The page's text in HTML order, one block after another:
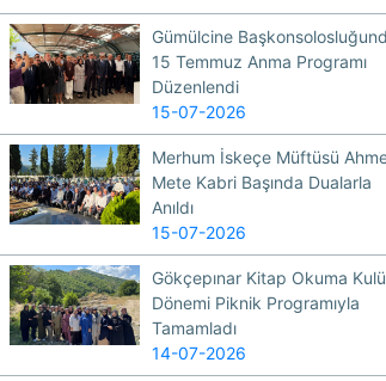
Gümülcine
15 Temmuz Anma Programı
Düzenlendi
15-07-2026
Merhum İskeçe Müftüsü
Mete Kabri Başında Dualarla
Anıldı
15-07-2026
Gökçepınar Kitap Okuma
Dönemi Piknik Programıyla
Tamamladı
14-07-2026